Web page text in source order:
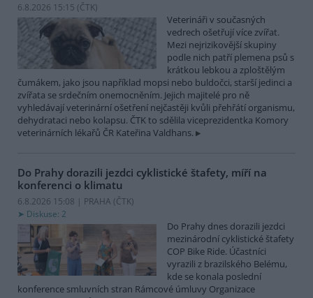
6.8.2026 15:15 (ČTK)
Veterináři v současných
vedrech ošetřují více zvířat.
Mezi nejrizikovější skupiny
podle nich patří plemena psů s
krátkou lebkou a zploštělým
čumákem, jako jsou například mopsi nebo buldočci, starší jedinci a
zvířata se srdečním onemocněním. Jejich majitelé pro ně
vyhledávají veterinární ošetření nejčastěji kvůli přehřátí organismu,
dehydrataci nebo kolapsu. ČTK to sdělila viceprezidentka Komory
veterinárních lékařů ČR Kateřina Valdhans.
Do Prahy dorazili jezdci cyklistické štafety, míří na
konferenci o klimatu
6.8.2026 15:08 | PRAHA (ČTK)
Diskuse: 2
Do Prahy dnes dorazili jezdci
mezinárodní cyklistické štafety
COP Bike Ride. Účastníci
vyrazili z brazilského Belému,
kde se konala poslední
konference smluvních stran Rámcové úmluvy Organizace